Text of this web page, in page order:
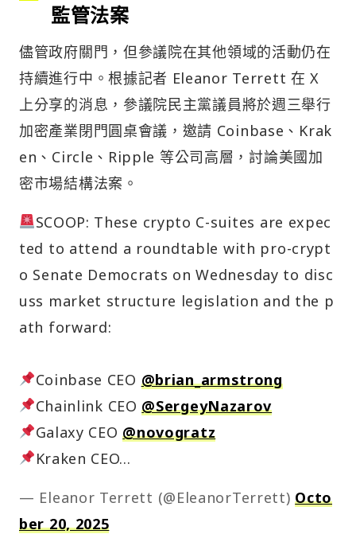
監管法案
儘管政府關門，但參議院在其他領域的活動仍在
持續進行中。根據記者 Eleanor Terrett 在 X
上分享的消息，參議院民主黨議員將於週三舉行
加密產業閉門圓桌會議，邀請 Coinbase、Krak
en、Circle、Ripple 等公司高層，討論美國加
密市場結構法案。
SCOOP: These crypto C-suites are expec
ted to attend a roundtable with pro-crypt
o Senate Democrats on Wednesday to disc
uss market structure legislation and the p
ath forward:
Coinbase CEO @brian_armstrong
Chainlink CEO@SergeyNazarov
Galaxy CEO@novogratz
Kraken CEO…
— Eleanor Terrett (@EleanorTerrett)Octo
ber 20, 2025